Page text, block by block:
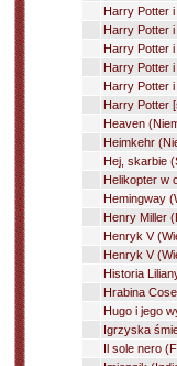
Harry Potter
Harry Potter
Harry Potter
Harry Potter
Harry Potter
Harry Potter
Heaven
Heimkehr
Hej, skarbie
Helikopter w
Hemingway
Henry Miller
Henryk V
Henryk V
Historia
Hrabina
Hugo i jego
Igrzyska
Il sole nero